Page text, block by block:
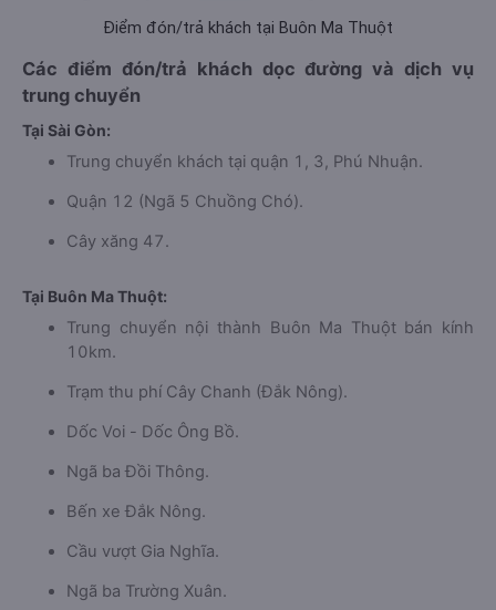
Điểm đón/trả khách tại Buôn Ma Thuột
Các điểm đón/trả khách dọc đường và dịch vụ
trung chuyển
Tại Sài Gòn:
Trung chuyển khách tại quận 1, 3, Phú Nhuận.
Quận 12 (Ngã 5 Chuồng Chó).
Cây xăng 47.
Tại Buôn Ma Thuột:
Trung chuyển nội thành Buôn Ma Thuột bán kính
10km.
Trạm thu phí Cây Chanh (Đắk Nông).
Dốc Voi - Dốc Ông Bồ.
Ngã ba Đồi Thông.
Bến xe Đắk Nông.
Cầu vượt Gia Nghĩa.
Ngã ba Trường Xuân.